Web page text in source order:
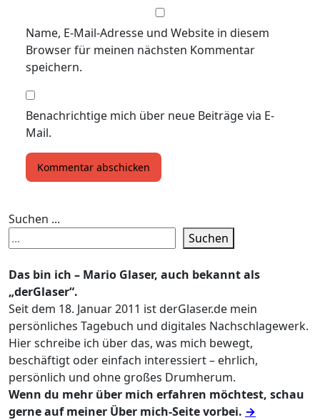
Name, E-Mail-Adresse und Website in diesem
Browser für meinen nächsten Kommentar
speichern.
Benachrichtige mich über neue Beiträge via E-
Mail.
Suchen ...
Suchen
Das bin ich – Mario Glaser, auch bekannt als
„derGlaser“.
Seit dem 18. Januar 2011 ist derGlaser.de mein
persönliches Tagebuch und digitales Nachschlagewerk.
Hier schreibe ich über das, was mich bewegt,
beschäftigt oder einfach interessiert – ehrlich,
persönlich und ohne großes Drumherum.
Wenn du mehr über mich erfahren möchtest, schau
gerne auf meiner Über mich-Seite vorbei. →